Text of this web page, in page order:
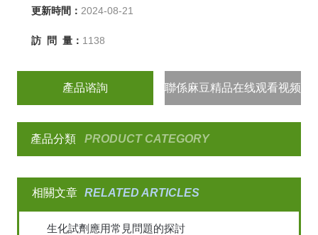
更新時間： 2024-08-21
訪 問 量： 1138
產品谘詢 聯係麻豆精品在线观看视频
產品分類 PRODUCT CATEGORY
相關文章 RELATED ARTICLES
生化試劑應用常見問題的探討